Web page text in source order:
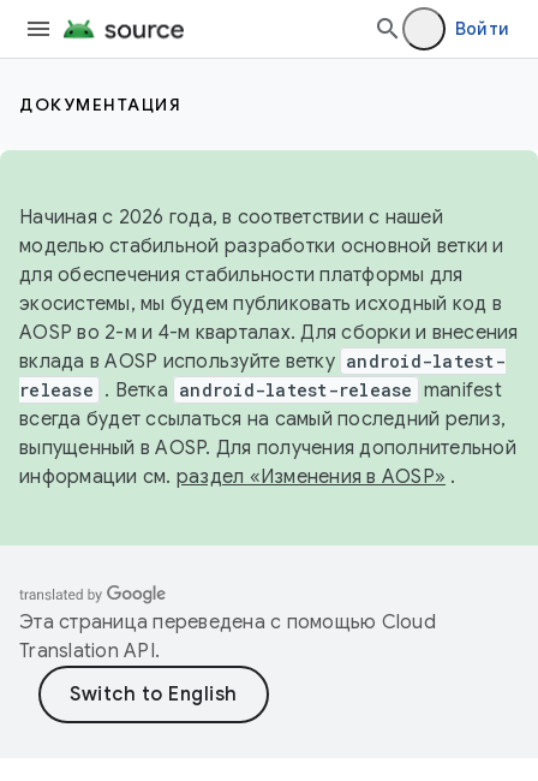
Войти
ДОКУМЕНТАЦИЯ
Начиная с 2026 года, в соответствии с нашей
моделью стабильной разработки основной ветки и
для обеспечения стабильности платформы для
экосистемы, мы будем публиковать исходный код в
AOSP во 2-м и 4-м кварталах. Для сборки и внесения
вклада в AOSP используйте ветку android-latest-
release . Ветка android-latest-release manifest
всегда будет ссылаться на самый последний релиз,
выпущенный в AOSP. Для получения дополнительной
информации см. раздел «Изменения в AOSP» .
Эта страница переведена с помощью Cloud
Translation API.